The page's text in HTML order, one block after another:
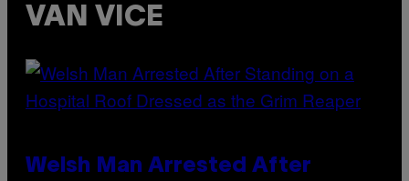
VAN VICE
Welsh Man Arrested After